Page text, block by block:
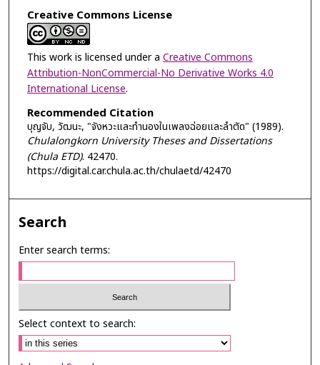
Creative Commons License
This work is licensed under a Creative Commons
Attribution-NonCommercial-No Derivative Works 4.0
International License.
Recommended Citation
บุญจับ, วัฒนะ, "จังหวะและทำนองในเพลงฉ่อยและลำตัด" (1989).
Chulalongkorn University Theses and Dissertations
(Chula ETD). 42470.
https://digital.car.chula.ac.th/chulaetd/42470
Search
Enter search terms:
Select context to search: